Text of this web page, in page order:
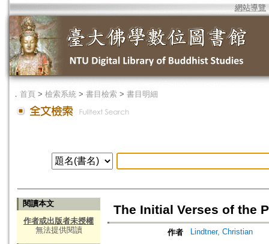
網站導覽
． 首頁 > 檢索系統 > 書目檢索 > 書目明細
閱讀本文
作者或出版者未授權
無法提供閱讀
The Initial Verses of the
作者 Lindtner, Christian